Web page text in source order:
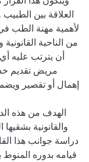
العلاقة بين
لأهمية مهنة الطب في
من الناحية
أن يترتب عليه
مريض تقديم
إهمال أو تقصير
الهدف من هذه
والقانونية
دراسة جوانب هذا
قيامه بدوره